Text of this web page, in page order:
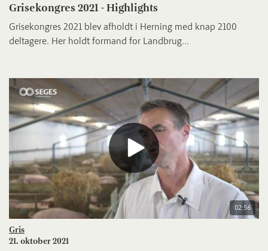
Grisekongres 2021 - Highlights
Grisekongres 2021 blev afholdt i Herning med knap 2100
deltagere. Her holdt formand for Landbrug...
02:56
Gris
21. oktober 2021